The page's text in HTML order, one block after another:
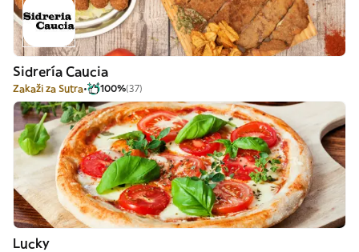
Sidrería Caucia
Zakaži za Sutra 100%(37)
Lucky